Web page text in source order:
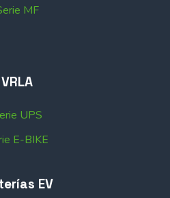
MF
VRLA
UPS
E-BIKE
EV